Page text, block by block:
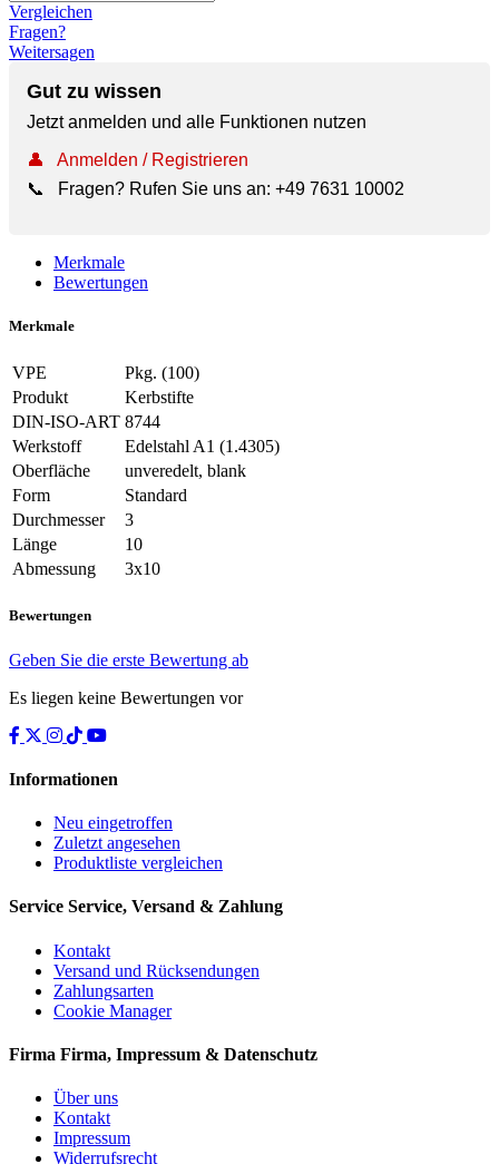
Vergleichen
Fragen?
Weitersagen
Gut zu wissen
Jetzt anmelden und alle Funktionen nutzen
👤
Anmelden / Registrieren
📞
Fragen? Rufen Sie uns an: +49 7631 10002
Merkmale
Bewertungen
Merkmale
VPE
Pkg. (100)
Produkt
Kerbstifte
DIN-ISO-ART 8744
Werkstoff
Edelstahl A1 (1.4305)
Oberfläche
unveredelt, blank
Form
Standard
Durchmesser
3
Länge
10
Abmessung
3x10
Bewertungen
Geben Sie die erste Bewertung ab
Es liegen keine Bewertungen vor
Informationen
Neu eingetroffen
Zuletzt angesehen
Produktliste vergleichen
Service Service, Versand & Zahlung
Kontakt
Versand und Rücksendungen
Zahlungsarten
Cookie Manager
Firma Firma, Impressum & Datenschutz
Über uns
Kontakt
Impressum
Widerrufsrecht